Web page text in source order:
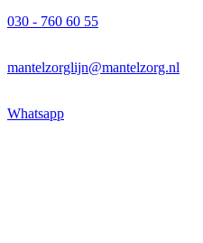
030 - 760 60 55
mantelzorglijn@mantelzorg.nl
Whatsapp